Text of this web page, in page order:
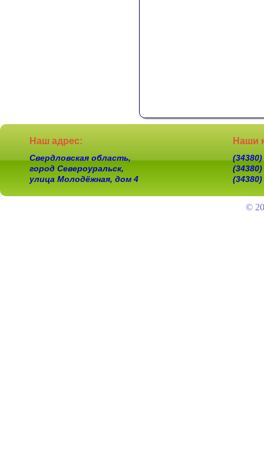
Наш адрес:
Свердловская область,
город Североуральск,
улица Молодёжная, дом 4
Наши
©